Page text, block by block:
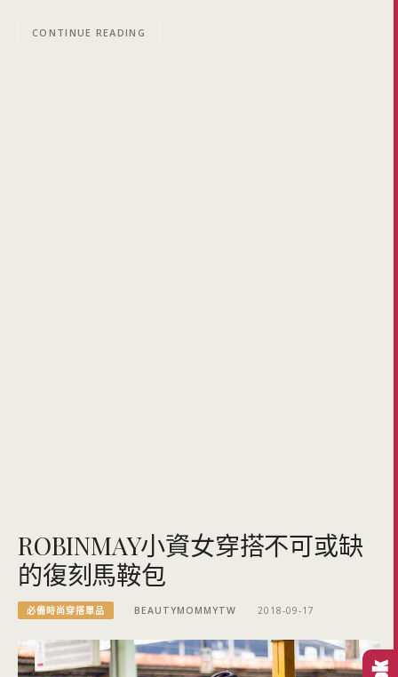
CONTINUE READING
ROBINMAY小資女穿搭不可或缺
的復刻馬鞍包
必備時尚穿搭單品 BEAUTYMOMMYTW 2018-09-17